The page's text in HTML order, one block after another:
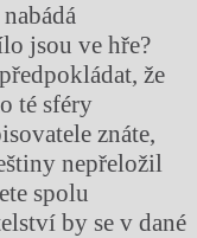
jsou ve hře?
že
té sféry
znáte,
nepřeložil
spolu
by se v dané